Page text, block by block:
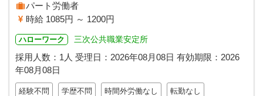
パート労働者
時給 1085円 ～ 1200円
ハローワーク 三次公共職業安定所
採用人数：1人 受理日： 2026年08月08日 有効期限： 2026
年08月08日
経験不問 学歴不問 時間外労働なし 転勤なし